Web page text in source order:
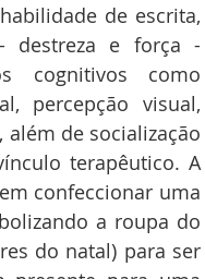
de escrita,
destreza e força -
cognitivos como
percepção visual,
além de socialização
terapêutico. A
confeccionar uma
a roupa do
do natal) para ser